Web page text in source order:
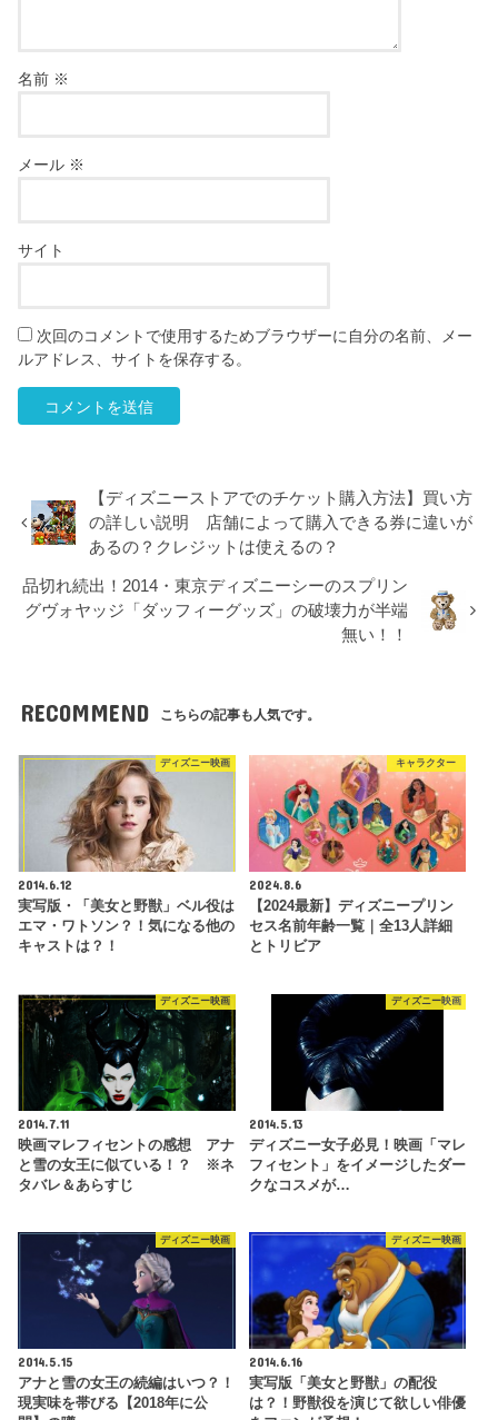
名前 ※
メール ※
サイト
次回のコメントで使用するためブラウザーに自分の名前、メー
ルアドレス、サイトを保存する。
【ディズニーストアでのチケット購入方法】買い方
の詳しい説明 店舗によって購入できる券に違いが
あるの？クレジットは使えるの？
品切れ続出！2014・東京ディズニーシーのスプリン
グヴォヤッジ「ダッフィーグッズ」の破壊力が半端
無い！！
RECOMMEND こちらの記事も人気です。
ディズニー映画
2014.6.12
実写版・「美女と野獣」ベル役は
エマ・ワトソン？！気になる他の
キャストは？！
キャラクター
2024.8.6
【2024最新】ディズニープリン
セス名前年齢一覧｜全13人詳細
とトリビア
ディズニー映画
2014.7.11
映画マレフィセントの感想 アナ
と雪の女王に似ている！？ ※ネ
タバレ＆あらすじ
ディズニー映画
2014.5.13
ディズニー女子必見！映画「マレ
フィセント」をイメージしたダー
クなコスメが…
ディズニー映画
2014.5.15
アナと雪の女王の続編はいつ？！
現実味を帯びる【2018年に公
ディズニー映画
2014.6.16
実写版「美女と野獣」の配役
は？！野獣役を演じて欲しい俳優